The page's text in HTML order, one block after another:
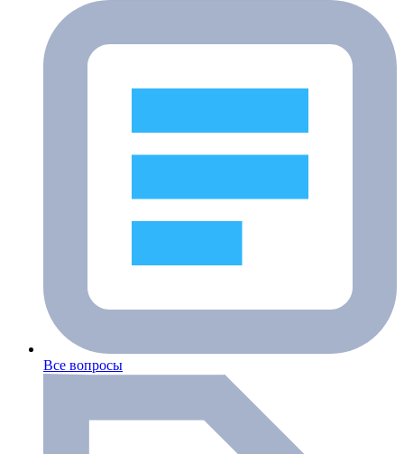
Все вопросы